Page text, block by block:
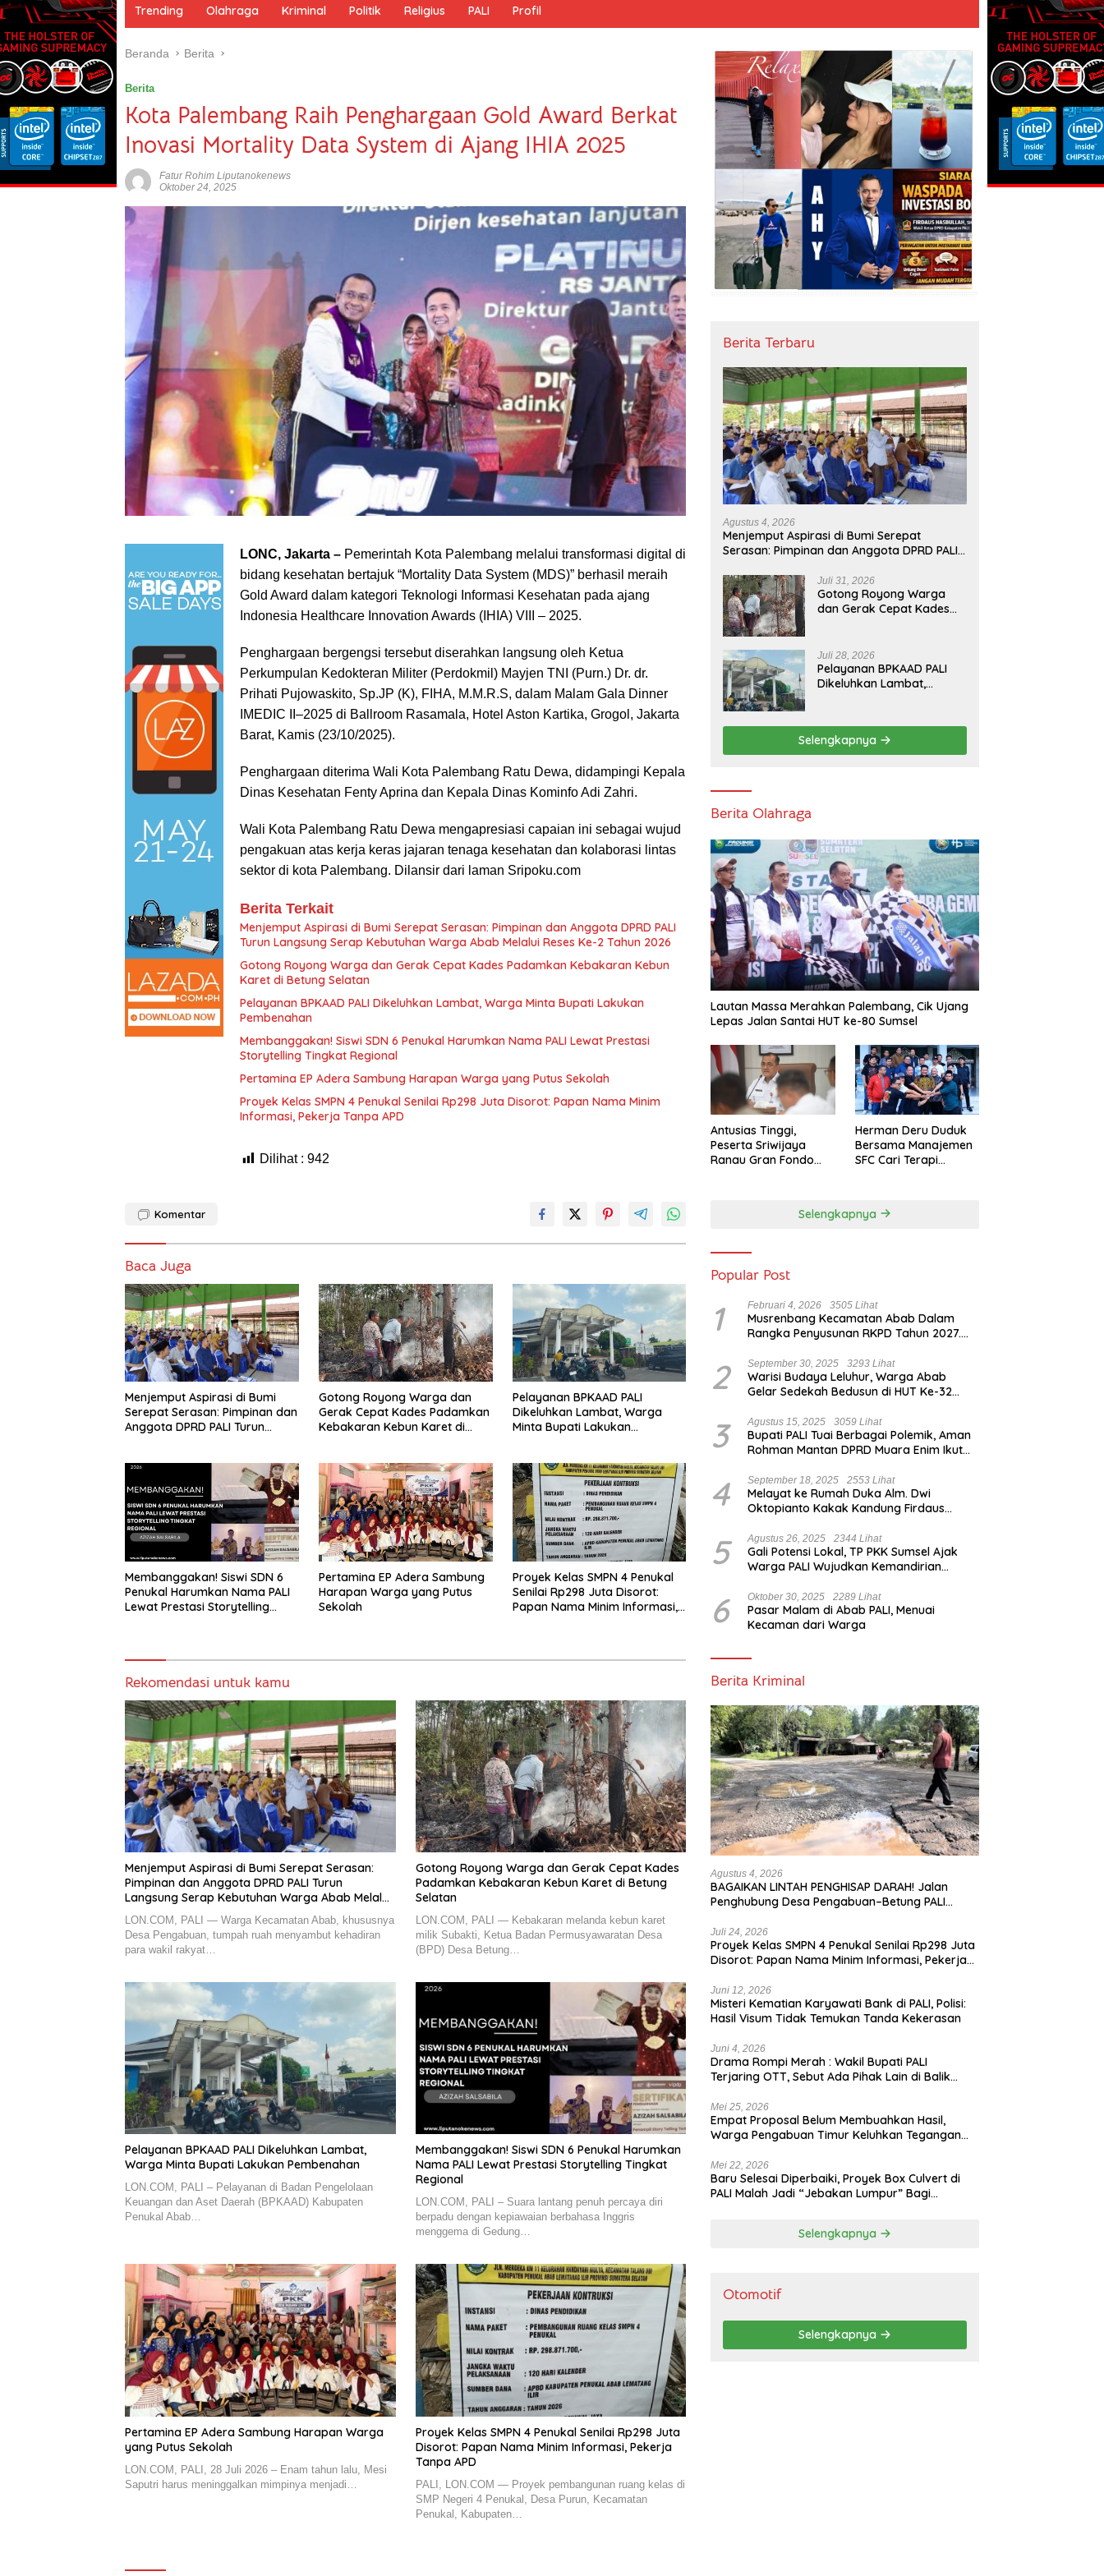
e
Trending Olahraga Kriminal Politik Religius PALI Profil
Beranda Berita
Berita
Kota Palembang Raih Penghargaan Gold Award Berkat
Inovasi Mortality Data System di Ajang IHIA 2025
Fatur Rohim Liputanokenews
Oktober 24, 2025
LONC, Jakarta – Pemerintah Kota Palembang melalui transformasi digital di
bidang kesehatan bertajuk “Mortality Data System (MDS)” berhasil meraih
Gold Award dalam kategori Teknologi Informasi Kesehatan pada ajang
Indonesia Healthcare Innovation Awards (IHIA) VIII – 2025.
Penghargaan bergengsi tersebut diserahkan langsung oleh Ketua
Perkumpulan Kedokteran Militer (Perdokmil) Mayjen TNI (Purn.) Dr. dr.
Prihati Pujowaskito, Sp.JP (K), FIHA, M.M.R.S, dalam Malam Gala Dinner
IMEDIC II–2025 di Ballroom Rasamala, Hotel Aston Kartika, Grogol, Jakarta
Barat, Kamis (23/10/2025).
Penghargaan diterima Wali Kota Palembang Ratu Dewa, didampingi Kepala
Dinas Kesehatan Fenty Aprina dan Kepala Dinas Kominfo Adi Zahri.
Wali Kota Palembang Ratu Dewa mengapresiasi capaian ini sebagai wujud
pengakuan atas kerja keras jajaran tenaga kesehatan dan kolaborasi lintas
sektor di kota Palembang. Dilansir dari laman Sripoku.com
Berita Terkait
Menjemput Aspirasi di Bumi Serepat Serasan: Pimpinan dan Anggota DPRD PALI
Turun Langsung Serap Kebutuhan Warga Abab Melalui Reses Ke-2 Tahun 2026
Gotong Royong Warga dan Gerak Cepat Kades Padamkan Kebakaran Kebun
Karet di Betung Selatan
Pelayanan BPKAAD PALI Dikeluhkan Lambat, Warga Minta Bupati Lakukan
Pembenahan
Membanggakan! Siswi SDN 6 Penukal Harumkan Nama PALI Lewat Prestasi
Storytelling Tingkat Regional
Pertamina EP Adera Sambung Harapan Warga yang Putus Sekolah
Proyek Kelas SMPN 4 Penukal Senilai Rp298 Juta Disorot: Papan Nama Minim
Informasi, Pekerja Tanpa APD
Dilihat : 942
Komentar
Baca Juga
Menjemput Aspirasi di Bumi
Serepat Serasan: Pimpinan dan
Anggota DPRD PALI Turun
2 Tahun 2026
Gotong Royong Warga dan
Gerak Cepat Kades Padamkan
Kebakaran Kebun Karet di
Pelayanan BPKAAD PALI
Dikeluhkan Lambat, Warga
Minta Bupati Lakukan
Membanggakan! Siswi SDN 6
Penukal Harumkan Nama PALI
Lewat Prestasi Storytelling
Pertamina EP Adera Sambung
Harapan Warga yang Putus
Sekolah
Proyek Kelas SMPN 4 Penukal
Senilai Rp298 Juta Disorot:
Papan Nama Minim Informasi,
Rekomendasi untuk kamu
Menjemput Aspirasi di Bumi Serepat Serasan:
Pimpinan dan Anggota DPRD PALI Turun
Langsung Serap Kebutuhan Warga Abab Melalui
Reses Ke-2 Tahun 2026
LON.COM, PALI — Warga Kecamatan Abab, khususnya
Desa Pengabuan, tumpah ruah menyambut kehadiran
para wakil rakyat…
Gotong Royong Warga dan Gerak Cepat Kades
Padamkan Kebakaran Kebun Karet di Betung
Selatan
LON.COM, PALI — Kebakaran melanda kebun karet
milik Subakti, Ketua Badan Permusyawaratan Desa
(BPD) Desa Betung…
Pelayanan BPKAAD PALI Dikeluhkan Lambat,
Warga Minta Bupati Lakukan Pembenahan
LON.COM, PALI – Pelayanan di Badan Pengelolaan
Keuangan dan Aset Daerah (BPKAAD) Kabupaten
Penukal Abab…
Membanggakan! Siswi SDN 6 Penukal Harumkan
Nama PALI Lewat Prestasi Storytelling Tingkat
Regional
LON.COM, PALI – Suara lantang penuh percaya diri
berpadu dengan kepiawaian berbahasa Inggris
menggema di Gedung…
Pertamina EP Adera Sambung Harapan Warga
yang Putus Sekolah
LON.COM, PALI, 28 Juli 2026 – Enam tahun lalu, Mesi
Saputri harus meninggalkan mimpinya menjadi…
Proyek Kelas SMPN 4 Penukal Senilai Rp298 Juta
Disorot: Papan Nama Minim Informasi, Pekerja
Tanpa APD
PALI, LON.COM — Proyek pembangunan ruang kelas di
SMP Negeri 4 Penukal, Desa Purun, Kecamatan
Penukal, Kabupaten…
Berita Terbaru
Agustus 4, 2026
Menjemput Aspirasi di Bumi Serepat
Serasan: Pimpinan dan Anggota DPRD PALI
Abab Melalui Reses Ke-2 Tahun 2026
Juli 31, 2026
Gotong Royong Warga
dan Gerak Cepat Kades
Selatan
Juli 28, 2026
Pelayanan BPKAAD PALI
Dikeluhkan Lambat,
Selengkapnya
Berita Olahraga
Lautan Massa Merahkan Palembang, Cik Ujang
Lepas Jalan Santai HUT ke-80 Sumsel
Antusias Tinggi,
Peserta Sriwijaya
Ranau Gran Fondo
Herman Deru Duduk
Bersama Manajemen
SFC Cari Terapi
Selengkapnya
Popular Post
1 Februari 4, 2026 3505 Lihat
Musrenbang Kecamatan Abab Dalam
Rangka Penyusunan RKPD Tahun 2027.
Strategis
2 September 30, 2025 3293 Lihat
Warisi Budaya Leluhur, Warga Abab
Gelar Sedekah Bedusun di HUT Ke-32
3 Agustus 15, 2025 3059 Lihat
Bupati PALI Tuai Berbagai Polemik, Aman
Rohman Mantan DPRD Muara Enim Ikut
4 September 18, 2025 2553 Lihat
Melayat ke Rumah Duka Alm. Dwi
Oktopianto Kakak Kandung Firdaus
Turut Berduka Cita.
5 Agustus 26, 2025 2344 Lihat
Gali Potensi Lokal, TP PKK Sumsel Ajak
Warga PALI Wujudkan Kemandirian
6 Oktober 30, 2025 2289 Lihat
Pasar Malam di Abab PALI, Menuai
Kecaman dari Warga
Berita Kriminal
Agustus 4, 2026
BAGAIKAN LINTAH PENGHISAP DARAH! Jalan
Penghubung Desa Pengabuan–Betung PALI
Biang Kerok
Juli 24, 2026
Proyek Kelas SMPN 4 Penukal Senilai Rp298 Juta
Disorot: Papan Nama Minim Informasi, Pekerja
Juni 12, 2026
Misteri Kematian Karyawati Bank di PALI, Polisi:
Hasil Visum Tidak Temukan Tanda Kekerasan
Juni 4, 2026
Drama Rompi Merah : Wakil Bupati PALI
Terjaring OTT, Sebut Ada Pihak Lain di Balik
Mei 25, 2026
Empat Proposal Belum Membuahkan Hasil,
Warga Pengabuan Timur Keluhkan Tegangan
Mei 22, 2026
Baru Selesai Diperbaiki, Proyek Box Culvert di
PALI Malah Jadi “Jebakan Lumpur” Bagi
Selengkapnya
Otomotif
Selengkapnya